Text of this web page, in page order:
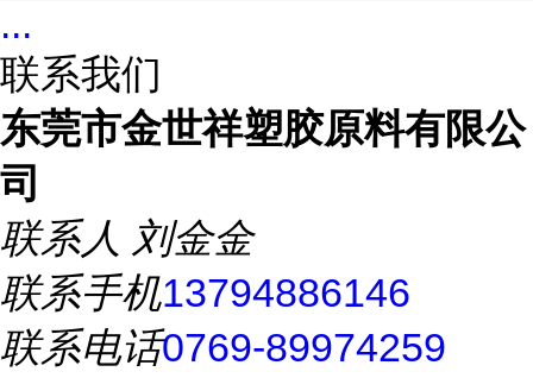
...
联系我们
东莞市金世祥塑胶原料有限公
司
联系人 刘金金
联系手机13794886146
联系电话0769-89974259